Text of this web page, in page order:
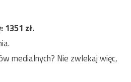
1351 zł.
medialnych? Nie zwlekaj więc,